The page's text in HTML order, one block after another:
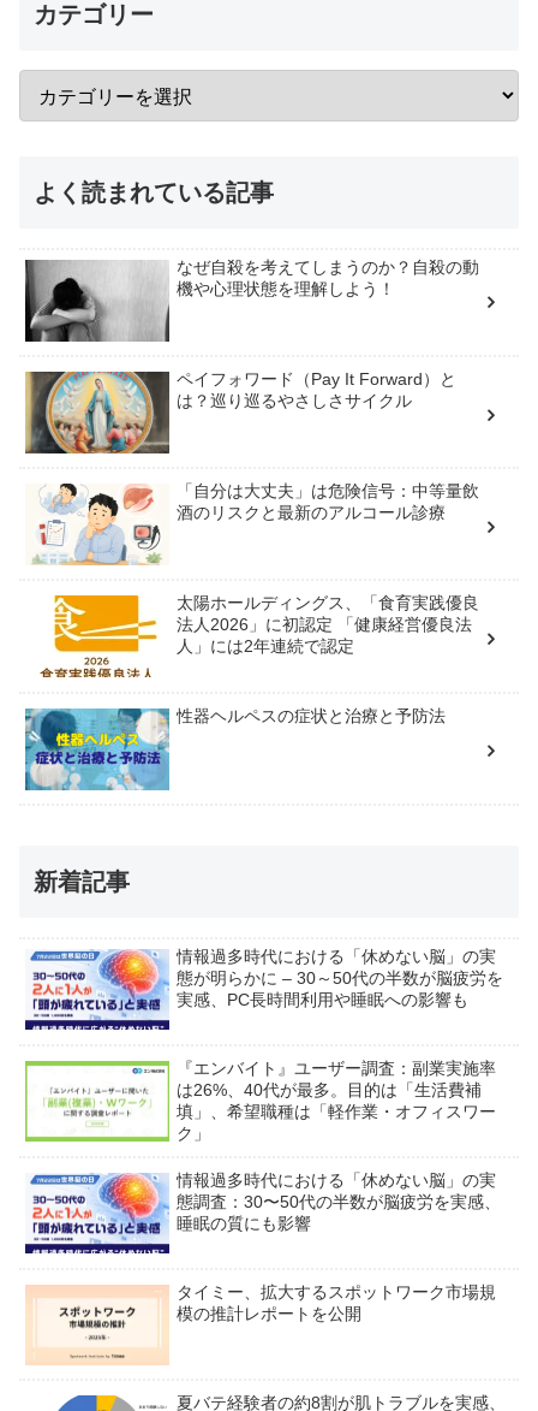
カテゴリー
よく読まれている記事
なぜ自殺を考えてしまうのか？自殺の動
機や心理状態を理解しよう！
ペイフォワード（Pay It Forward）と
は？巡り巡るやさしさサイクル
「自分は大丈夫」は危険信号：中等量飲
酒のリスクと最新のアルコール診療
太陽ホールディングス、「食育実践優良
法人2026」に初認定 「健康経営優良法
人」には2年連続で認定
性器ヘルペスの症状と治療と予防法
新着記事
情報過多時代における「休めない脳」の実
態が明らかに – 30～50代の半数が脳疲労を
実感、PC長時間利用や睡眠への影響も
『エンバイト』ユーザー調査：副業実施率
は26%、40代が最多。目的は「生活費補
填」、希望職種は「軽作業・オフィスワー
ク」
情報過多時代における「休めない脳」の実
態調査：30〜50代の半数が脳疲労を実感、
睡眠の質にも影響
タイミー、拡大するスポットワーク市場規
模の推計レポートを公開
夏バテ経験者の約8割が肌トラブルを実感、